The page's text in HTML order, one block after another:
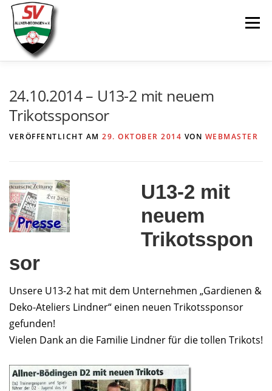
Zum
Inhalt
springen
Menü
24.10.2014 – U13-2 mit neuem
Trikotssponsor
VERÖFFENTLICHT AM 29. OKTOBER 2014 VON WEBMASTER
U13-2 mit
neuem
Trikotsspon
sor
Unsere U13-2 hat mit dem Unternehmen „Gardienen &
Deko-Ateliers Lindner“ einen neuen Trikotssponsor
gefunden!
Vielen Dank an die Familie Lindner für die tollen Trikots!